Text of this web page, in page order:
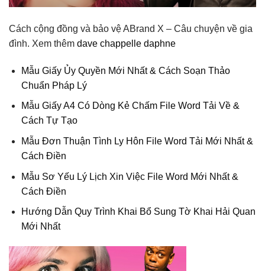
Cách cộng đồng và bảo vệ ABrand X – Câu chuyện về gia
đình. Xem thêm dave chappelle daphne
Mẫu Giấy Ủy Quyền Mới Nhất & Cách Soạn Thảo
Chuẩn Pháp Lý
Mẫu Giấy A4 Có Dòng Kẻ Chấm File Word Tải Về &
Cách Tự Tạo
Mẫu Đơn Thuận Tình Ly Hôn File Word Tải Mới Nhất &
Cách Điền
Mẫu Sơ Yếu Lý Lịch Xin Việc File Word Mới Nhất &
Cách Điền
Hướng Dẫn Quy Trình Khai Bổ Sung Tờ Khai Hải Quan
Mới Nhất